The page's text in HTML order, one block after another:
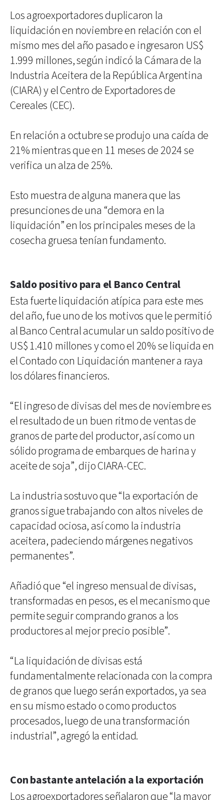
Los agroexportadores duplicaron la
liquidación en noviembre en relación con el
mismo mes del año pasado e ingresaron US$
1.999 millones, según indicó la Cámara de la
Industria Aceitera de la República Argentina
(CIARA) y el Centro de Exportadores de
Cereales (CEC).
En relación a octubre se produjo una caída de
21% mientras que en 11 meses de 2024 se
verifica un alza de 25%.
Esto muestra de alguna manera que las
presunciones de una “demora en la
liquidación” en los principales meses de la
cosecha gruesa tenían fundamento.
Saldo positivo para el Banco Central
Esta fuerte liquidación atípica para este mes
del año, fue uno de los motivos que le permitió
al Banco Central acumular un saldo positivo de
US$ 1.410 millones y como el 20% se liquida en
el Contado con Liquidación mantener a raya
los dólares financieros.
“El ingreso de divisas del mes de noviembre es
el resultado de un buen ritmo de ventas de
granos de parte del productor, así como un
sólido programa de embarques de harina y
aceite de soja”, dijo CIARA-CEC.
La industria sostuvo que “la exportación de
granos sigue trabajando con altos niveles de
capacidad ociosa, así como la industria
aceitera, padeciendo márgenes negativos
permanentes”.
Añadió que “el ingreso mensual de divisas,
transformadas en pesos, es el mecanismo que
permite seguir comprando granos a los
productores al mejor precio posible”.
“La liquidación de divisas está
fundamentalmente relacionada con la compra
de granos que luego serán exportados, ya sea
en su mismo estado o como productos
procesados, luego de una transformación
industrial”, agregó la entidad.
Con bastante antelación a la exportación
Los agroexportadores señalaron que “la mayor